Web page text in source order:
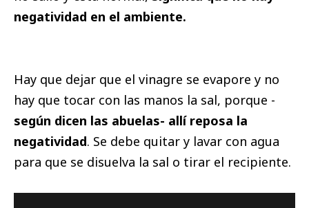
negatividad en el ambiente.
Hay que dejar que el vinagre se evapore y no
hay que tocar con las manos la sal, porque -
según dicen las abuelas- allí reposa la
negatividad. Se debe quitar y lavar con agua
para que se disuelva la sal o tirar el recipiente.